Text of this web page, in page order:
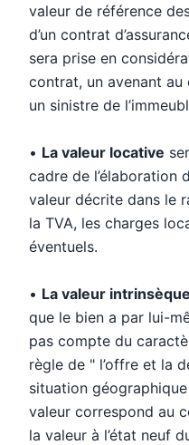
valeur de référence
d’un contrat
sera prise en
contrat, un avenant
un sinistre de
• La valeur locative
cadre de l’élaboration
valeur décrite dans le
la TVA, les charges
éventuels.
• La valeur intrinsèque
que le bien a par lui-
pas compte du
règle de " l’offre et la
situation
valeur correspond au
la valeur à l’état neuf